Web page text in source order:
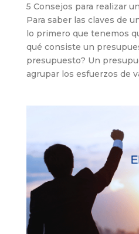
5 Consejos para realizar
Para saber las claves de
lo primero que tenemos
qué consiste un
presupuesto? Un
agrupar los esfuerzos de